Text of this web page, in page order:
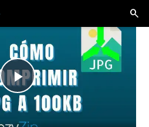
Play